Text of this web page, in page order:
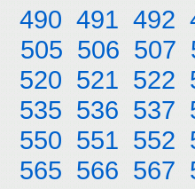
490 491 492
505 506 507
520 521 522
535 536 537
550 551 552
565 566 567